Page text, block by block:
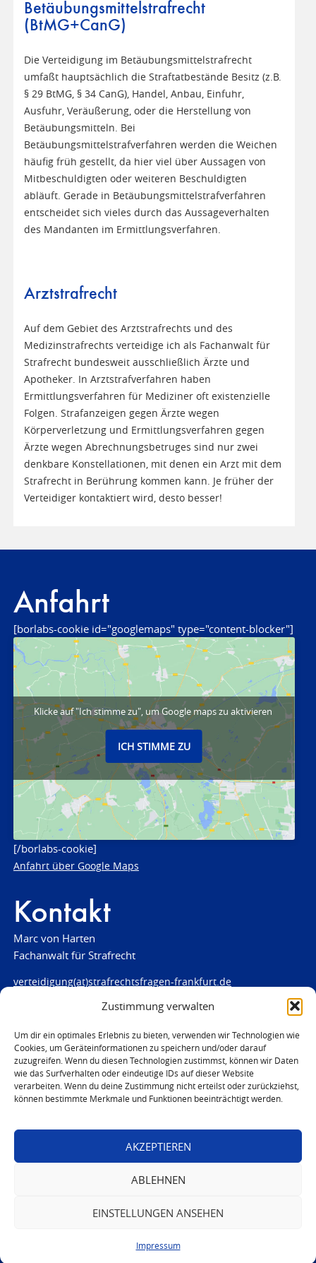
Zustimmung verwalten
Um dir ein optimales Erlebnis zu bieten, verwenden wir Technologien wie
Cookies, um Geräteinformationen zu speichern und/oder darauf
zuzugreifen. Wenn du diesen Technologien zustimmst, können wir Daten
wie das Surfverhalten oder eindeutige IDs auf dieser Website
verarbeiten. Wenn du deine Zustimmung nicht erteilst oder zurückziehst,
können bestimmte Merkmale und Funktionen beeinträchtigt werden.
AKZEPTIEREN
ABLEHNEN
EINSTELLUNGEN ANSEHEN
Impressum
Betäubungsmittelstrafrecht
(BtMG+CanG)
Die Verteidigung im Betäubungsmittelstrafrecht
umfaßt hauptsächlich die Straftatbestände Besitz (z.B.
§ 29 BtMG, § 34 CanG), Handel, Anbau, Einfuhr,
Ausfuhr, Veräußerung, oder die Herstellung von
Betäubungsmitteln. Bei
Betäubungsmittelstrafverfahren werden die Weichen
häufig früh gestellt, da hier viel über Aussagen von
Mitbeschuldigten oder weiteren Beschuldigten
abläuft. Gerade in Betäubungsmittelstrafverfahren
entscheidet sich vieles durch das Aussageverhalten
des Mandanten im Ermittlungsverfahren.
Arztstrafrecht
Auf dem Gebiet des Arztstrafrechts und des
Medizinstrafrechts verteidige ich als Fachanwalt für
Strafrecht bundesweit ausschließlich Ärzte und
Apotheker. In Arztstrafverfahren haben
Ermittlungsverfahren für Mediziner oft existenzielle
Folgen. Strafanzeigen gegen Ärzte wegen
Körperverletzung und Ermittlungsverfahren gegen
Ärzte wegen Abrechnungsbetruges sind nur zwei
denkbare Konstellationen, mit denen ein Arzt mit dem
Strafrecht in Berührung kommen kann. Je früher der
Verteidiger kontaktiert wird, desto besser!
Anfahrt
[borlabs-cookie id="googlemaps" type="content-blocker"]
Klicke auf "Ich stimme zu", um Google maps zu aktivieren
ICH STIMME ZU
[/borlabs-cookie]
Anfahrt über Google Maps
Kontakt
Marc von Harten
Fachanwalt für Strafrecht
verteidigung(at)strafrechtsfragen-frankfurt.de
www.strafrechtsfragen-frankfurt.de
Louisenstraße 84
61348 Bad Homburg
Telefon:06172 - 66 28 00
Telefax: 06172 - 66 28 01
0171 - 691 67 67